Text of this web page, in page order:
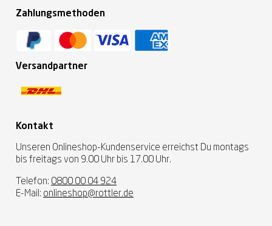
Zahlungsmethoden
Versandpartner
Kontakt
Unseren Onlineshop-Kundenservice erreichst Du montags
bis freitags von 9.00 Uhr bis 17.00 Uhr.
Telefon: 0800 00 04 924
E-Mail: onlineshop@rottler.de